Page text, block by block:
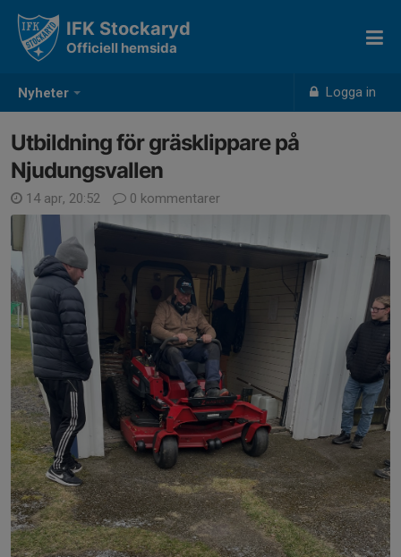
Nyheter Logga in
IFK Stockaryd
Officiell hemsida
Utbildning för gräsklippare på
Njudungsvallen
14 apr, 20:52 0 kommentarer